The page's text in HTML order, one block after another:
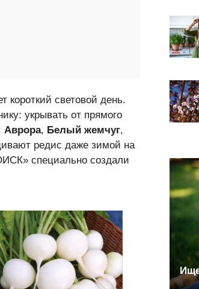
короткий световой день.
укрывать от прямого
Аврора, Белый жемчуг,
редис даже зимой на
специально создали